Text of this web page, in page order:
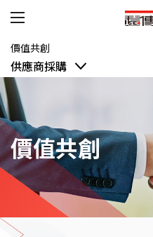
價值共創
供應商採購
供應鏈管理策略
供應商永續管理
供應商採購
價值共創